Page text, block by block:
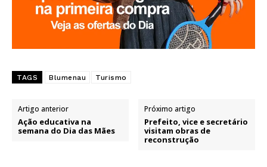
TAGS Blumenau Turismo
Artigo anterior
Ação educativa na
semana do Dia das Mães
Próximo artigo
Prefeito, vice e secretário
visitam obras de
reconstrução